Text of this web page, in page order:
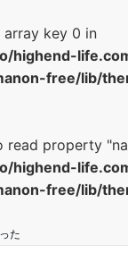
array key 0 in
highend-
free/lib/
read property
highend-
free/lib/
た